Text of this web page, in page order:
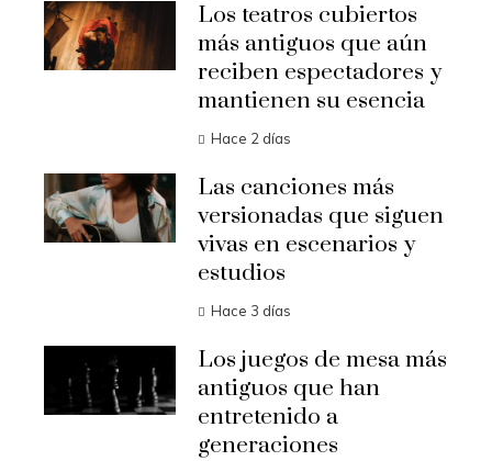
Los teatros cubiertos
más antiguos que aún
reciben espectadores y
mantienen su esencia
Hace 2 días
Las canciones más
versionadas que siguen
vivas en escenarios y
estudios
Hace 3 días
Los juegos de mesa más
antiguos que han
entretenido a
generaciones